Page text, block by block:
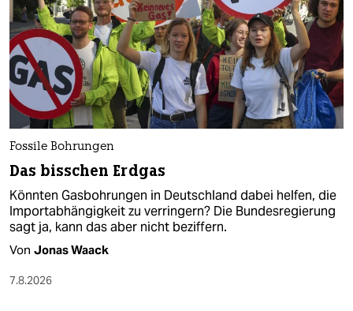
Fossile Bohrungen
Das bisschen Erdgas
Könnten Gasbohrungen in Deutschland dabei helfen, die
Importabhängigkeit zu verringern? Die Bundesregierung
sagt ja, kann das aber nicht beziffern.
Von Jonas Waack
7.8.2026